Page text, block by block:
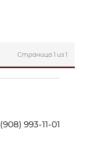
Страница 1 из 1
(908) 993-11-01